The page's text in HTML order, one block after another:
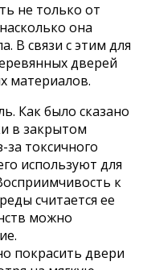
не только от
она
В связи с этим для
дверей
материалов.
Как было сказано
в закрытом
токсичного
используют для
к
считается ее
можно
покрасить двери